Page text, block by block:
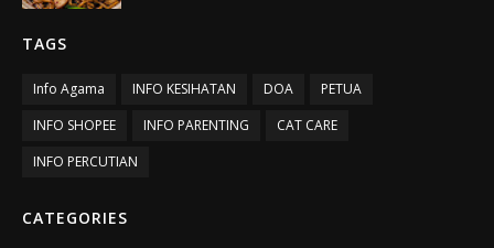
TAGS
Info Agama INFO KESIHATAN DOA
PETUA
INFO SHOPEE
INFO PARENTING
CAT CARE
INFO PERCUTIAN
CATEGORIES